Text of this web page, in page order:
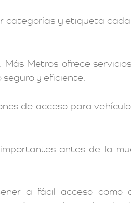
categorías y etiqueta
Metros ofrece
y eficiente.
de acceso para
antes de la
a fácil acceso como